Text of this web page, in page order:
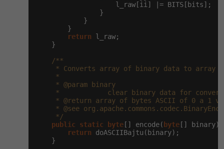
                    l_raw[ii] |= BITS[bits];
                }
            }
        }
return l_raw;
    }
/**
* Converts array of binary data to array
     *
     * @param binary
     *            clear binary data for convert
* @return array of bytes ASCII of 0 a 1
* @see
     */
public
static byte [] encode( byte [] binary)
return doASCIIBajtu(binary);
    }